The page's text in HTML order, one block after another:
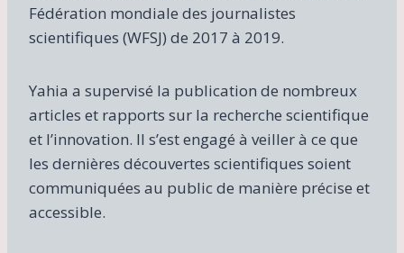
Fédération mondiale des journalistes
scientifiques (WFSJ) de 2017 à 2019.
Yahia a supervisé la publication de nombreux
articles et rapports sur la recherche scientifique
et l’innovation. Il s’est engagé à veiller à ce que
les dernières découvertes scientifiques soient
communiquées au public de manière précise et
accessible.